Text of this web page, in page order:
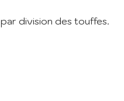
division des touffes.